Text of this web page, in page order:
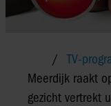
TV-
Meerdijk raakt
gezicht vertrekt